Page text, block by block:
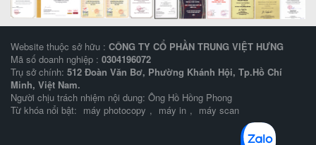
Website thuộc sở hữu : CÔNG TY CỔ PHẦN TRUNG VIỆT HƯNG
Mã số doanh nghiệp : 0304196072
Trụ sở chính: 512 Đoàn Văn Bơ, Phường Khánh Hội, Tp.Hồ Chí
Minh, Việt Nam.
Người chịu trách nhiệm nội dung: Ông Hồ Hồng Phong
Từ khóa nổi bật: máy photocopy , máy in , máy scan